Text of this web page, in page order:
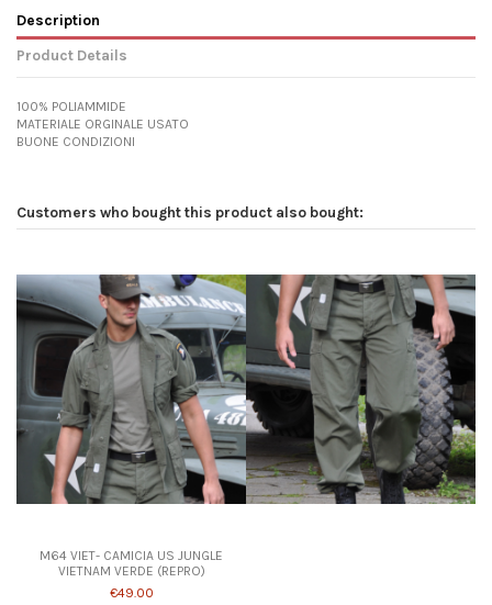
Description
Product Details
100% POLIAMMIDE
MATERIALE ORGINALE USATO
BUONE CONDIZIONI
Customers who bought this product also bought:
M64 VIET- CAMICIA US JUNGLE
VIETNAM VERDE (REPRO)
€49.00